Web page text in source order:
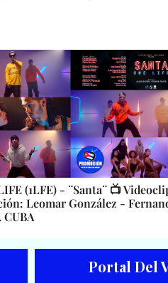
(1LFE) - ¨Santa¨ 📺
Leomar González -
CUBA
Portal Del